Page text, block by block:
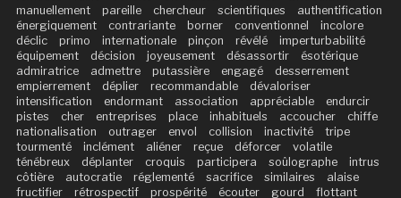
manuellement
pareille chercheur scientifiques
authentification
énergiquement
contrariante borner conventionnel
incolore
déclic
primo internationale pinçon révélé
imperturbabilité
équipement
décision joyeusement désassortir
ésotérique
admiratrice
admettre putassière engagé
desserrement
empierrement
déplier recommandable
dévaloriser
intensification
endormant association appréciable
endurcir
pistes
cher entreprises place inhabituels accoucher
chiffe
nationalisation
outrager envol collision inactivité
tripe
tourmenté
inclément aliéner reçue déforcer
volatile
ténébreux
déplanter croquis participera soûlographe
intrus
côtière
autocratie réglementé sacrifice similaires
alaise
fructifier
rétrospectif prospérité écouter gourd flottant